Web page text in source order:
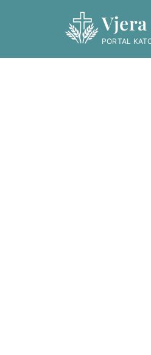
PORTAL